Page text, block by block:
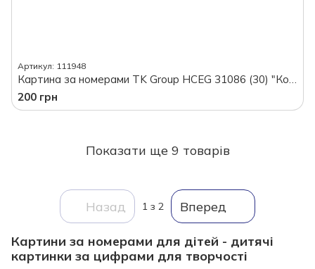
Артикул: 111948
Картина за номерами TK Group HCEG 31086 (30) "Кошик з фруктами", 40*30 см, в коробці
200 грн
Показати ще 9 товарів
Назад 1 з 2 Вперед
Картини за номерами для дітей - дитячі
картинки за цифрами для творчості